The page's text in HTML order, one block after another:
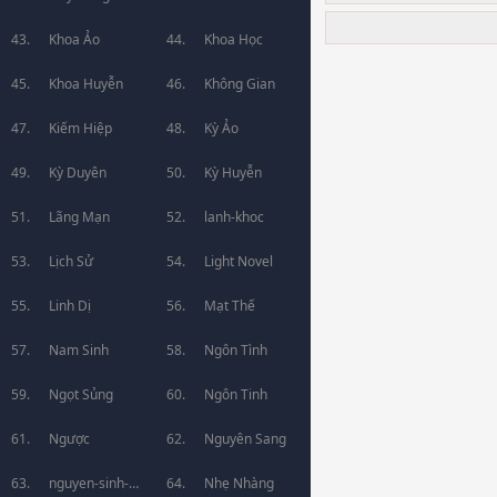
Khoa Ảo Khoa Học
Khoa Huyễn Không Gian
Kiếm Hiệp Kỳ Ảo
Kỳ Duyên Kỳ Huyễn
Lãng Mạn lanh-khoc
Lịch Sử Light Novel
Linh Dị Mạt Thế
Nam Sinh Ngôn Tình
Ngọt Sủng Ngôn Tinh
Ngược Nguyên Sang
nguyen-sinh- Nhẹ Nhàng